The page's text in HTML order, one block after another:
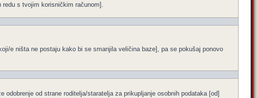
s tvojim korisničkim računom].
e ništa ne postaju kako bi se smanjila veličina baze], pa se pokušaj ponovo
od strane roditelja/staratelja za prikupljanje osobnih podataka [od]